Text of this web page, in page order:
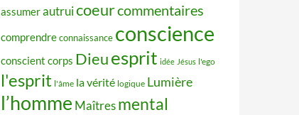
assumerautruicoeurcommentaires
comprendreconnaissance conscience
conscient corps Dieuesprit idée Jésus l'ego
l'esprit l'âme la vérité logique Lumière
l’homme Maîtres mental